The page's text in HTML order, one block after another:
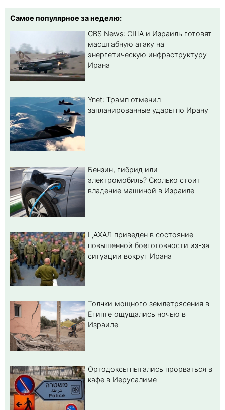
Самое популярное за неделю:
CBS News: США и Израиль готовят
масштабную атаку на
энергетическую инфраструктуру
Ирана
Ynet: Трамп отменил
запланированные удары по Ирану
Бензин, гибрид или
электромобиль? Cколько стоит
владение машиной в Израиле
ЦАХАЛ приведен в состояние
повышенной боеготовности из-за
ситуации вокруг Ирана
Толчки мощного землетрясения в
Египте ощущались ночью в
Израиле
Ортодоксы пытались прорваться в
кафе в Иерусалиме